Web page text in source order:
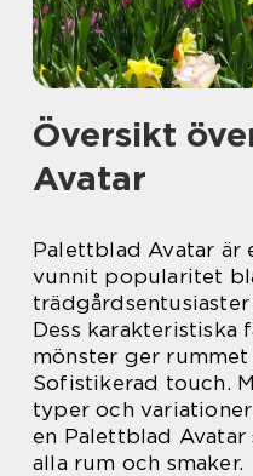
Översikt
Avatar
Palettblad Avatar är
vunnit popularitet
Dess karakteristiska
mönster ger
Sofistikerad touch.
typer och
en Palettblad
alla rum och smaker.